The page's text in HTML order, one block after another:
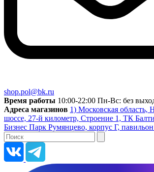
shop.pol@bk.ru
Время работы 10:00-22:00 Пн-Вс: без
Адреса магазинов 1) Московская область,
шоссе, 27-й километр, Строение 1, ТК
Бизнес Парк Румянцево, корпус Г,